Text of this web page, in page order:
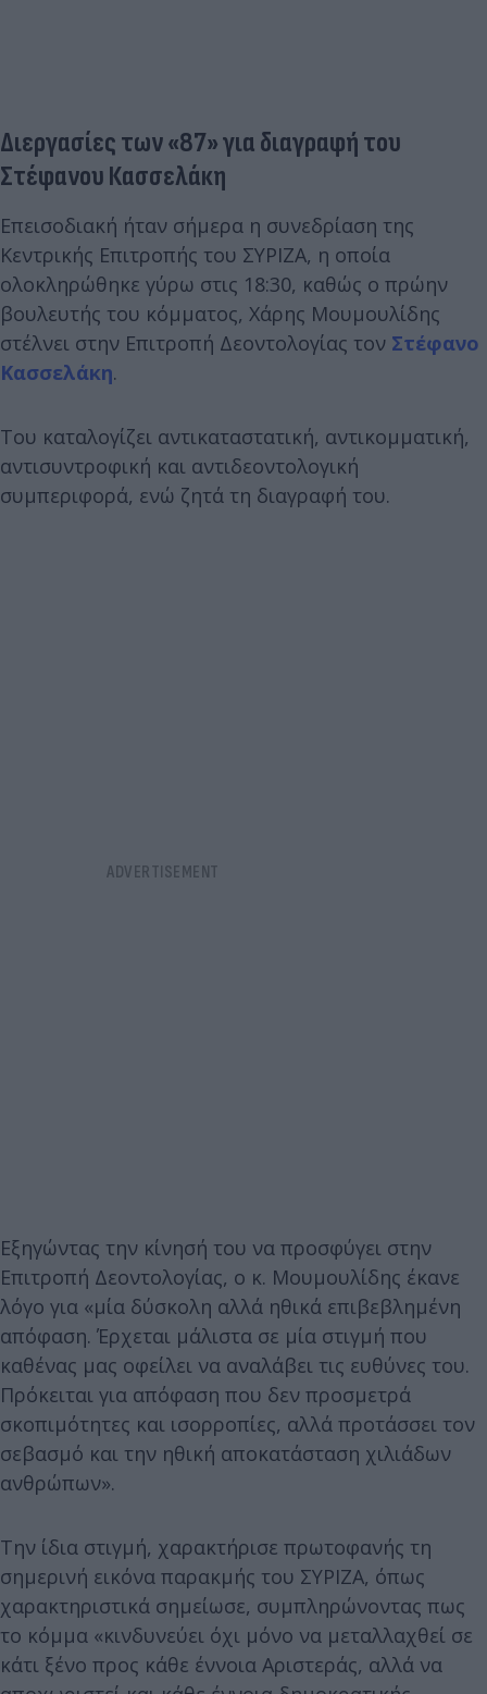
Διεργασίες των «87» για διαγραφή του
Στέφανου Κασσελάκη
Επεισοδιακή ήταν σήμερα η συνεδρίαση της
Κεντρικής Επιτροπής του ΣΥΡΙΖΑ, η οποία
ολοκληρώθηκε γύρω στις 18:30, καθώς ο πρώην
βουλευτής του κόμματος, Χάρης Μουμουλίδης
στέλνει στην Επιτροπή Δεοντολογίας τον Στέφανο
Κασσελάκη.
Του καταλογίζει αντικαταστατική, αντικομματική,
αντισυντροφική και αντιδεοντολογική
συμπεριφορά, ενώ ζητά τη διαγραφή του.
Εξηγώντας την κίνησή του να προσφύγει στην
Επιτροπή Δεοντολογίας, ο κ. Μουμουλίδης έκανε
λόγο για «μία δύσκολη αλλά ηθικά επιβεβλημένη
απόφαση. Έρχεται μάλιστα σε μία στιγμή που
καθένας μας οφείλει να αναλάβει τις ευθύνες του.
Πρόκειται για απόφαση που δεν προσμετρά
σκοπιμότητες και ισορροπίες, αλλά προτάσσει τον
σεβασμό και την ηθική αποκατάσταση χιλιάδων
ανθρώπων».
Την ίδια στιγμή, χαρακτήρισε πρωτοφανής τη
σημερινή εικόνα παρακμής του ΣΥΡΙΖΑ, όπως
χαρακτηριστικά σημείωσε, συμπληρώνοντας πως
το κόμμα «κινδυνεύει όχι μόνο να μεταλλαχθεί σε
κάτι ξένο προς κάθε έννοια Αριστεράς, αλλά να